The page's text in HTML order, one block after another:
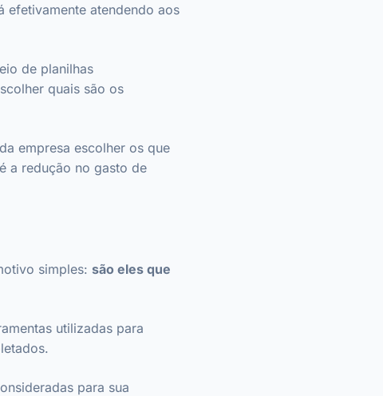
efetivamente atendendo aos
de planilhas
quais são os
empresa escolher os que
a redução no gasto de
simples: são eles que
utilizadas para
para sua